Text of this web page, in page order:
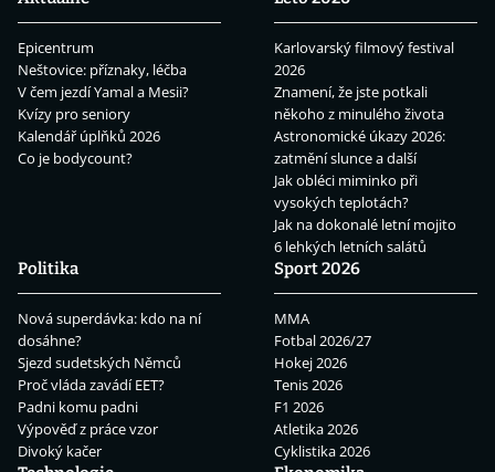
Epicentrum
Neštovice: příznaky, léčba
V čem jezdí Yamal a Mesii?
Kvízy pro seniory
Kalendář úplňků 2026
Co je bodycount?
Karlovarský filmový festival
2026
Znamení, že jste potkali
někoho z minulého života
Astronomické úkazy 2026:
zatmění slunce a další
Jak obléci miminko při
vysokých teplotách?
Jak na dokonalé letní mojito
6 lehkých letních salátů
Politika
Nová superdávka: kdo na ní
dosáhne?
Sjezd sudetských Němců
Proč vláda zavádí EET?
Padni komu padni
Výpověď z práce vzor
Divoký kačer
Sport 2026
MMA
Fotbal 2026/27
Hokej 2026
Tenis 2026
F1 2026
Atletika 2026
Cyklistika 2026